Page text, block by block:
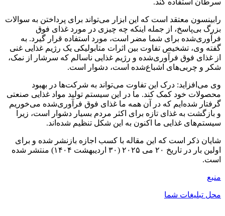
سرطان استفاده کند.
رابینسون معتقد است که این ابزار می‌تواند برای پرداختن به سوالات
بزرگ بی‌پاسخ، از جمله اینکه چه چیزی در مورد غذای فوق
فرآوری‌شده برای شما مضر است، مورد استفاده قرار گیرد. به
گفته وی، تشخیص تفاوت بین اثرات متابولیکی یک رژیم غذایی غنی
از غذای فوق فرآوری‌شده و رژیم غذایی ناسالم که سرشار از نمک،
شکر و چربی‌های اشباع‌شده است، دشوار است.
وی می‌افزاید: درک این تفاوت می‌تواند به شرکت‌ها در بهبود
محصولات خود کمک کند. ما در این سیستم تولید مواد غذایی صنعتی
گرفتار شده‌ایم که در آن همه ما غذای فوق فرآوری‌شده می‌خوریم
و بازگشت به غذای تازه برای اکثر مردم بسیار دشوار است، زیرا
سیستم‌های غذایی ما اکنون به این شکل تنظیم شده‌اند.
شایان ذکر است که این مقاله با کسب اجازه بازنشر شده و برای
اولین بار در تاریخ ۲۰ می ۲۰۲۵ (۳۰ اردیبهشت ۱۴۰۴) منتشر شده
است.
منبع
محل تبلیغات شما